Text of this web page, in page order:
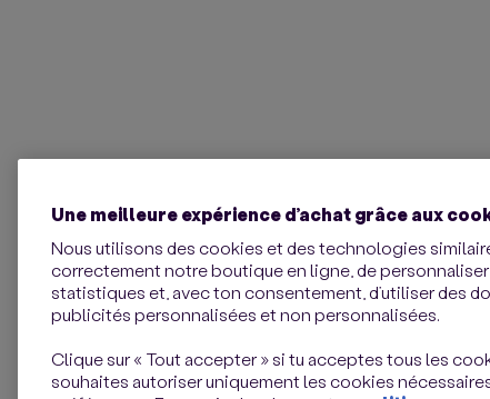
Une meilleure expérience d’achat grâce aux
Nous utilisons des cookies et des technologies
correctement notre boutique en ligne, de
statistiques et, avec ton consentement, d’utiliser des
publicités personnalisées et non personnalisées.
Clique sur « Tout accepter » si tu acceptes tous les
souhaites autoriser uniquement les cookies